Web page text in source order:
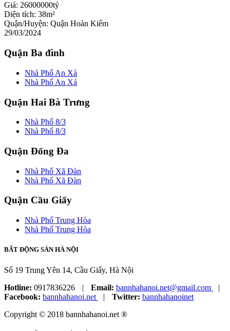
Giá: 26000000tỷ
Diện tích: 38m²
Quận/Huyện: Quận Hoàn Kiếm
29/03/2024
Quận Ba đình
Nhà Phố An Xá
Nhà Phố An Xá
Quận Hai Bà Trưng
Nhà Phố 8/3
Nhà Phố 8/3
Quận Đống Đa
Nhà Phố Xã Đàn
Nhà Phố Xã Đàn
Quận Cầu Giấy
Nhà Phố Trung Hòa
Nhà Phố Trung Hòa
BẤT ĐỘNG SẢN HÀ NỘI
Số 19 Trung Yên 14, Cầu Giấy, Hà Nội
Hotline: 0917836226 | Email: bannhahanoi.net@gmail.com
|
Facebook: bannhahanoi.net | Twitter: bannhahanoinet
Copyright © 2018 bannhahanoi.net ®